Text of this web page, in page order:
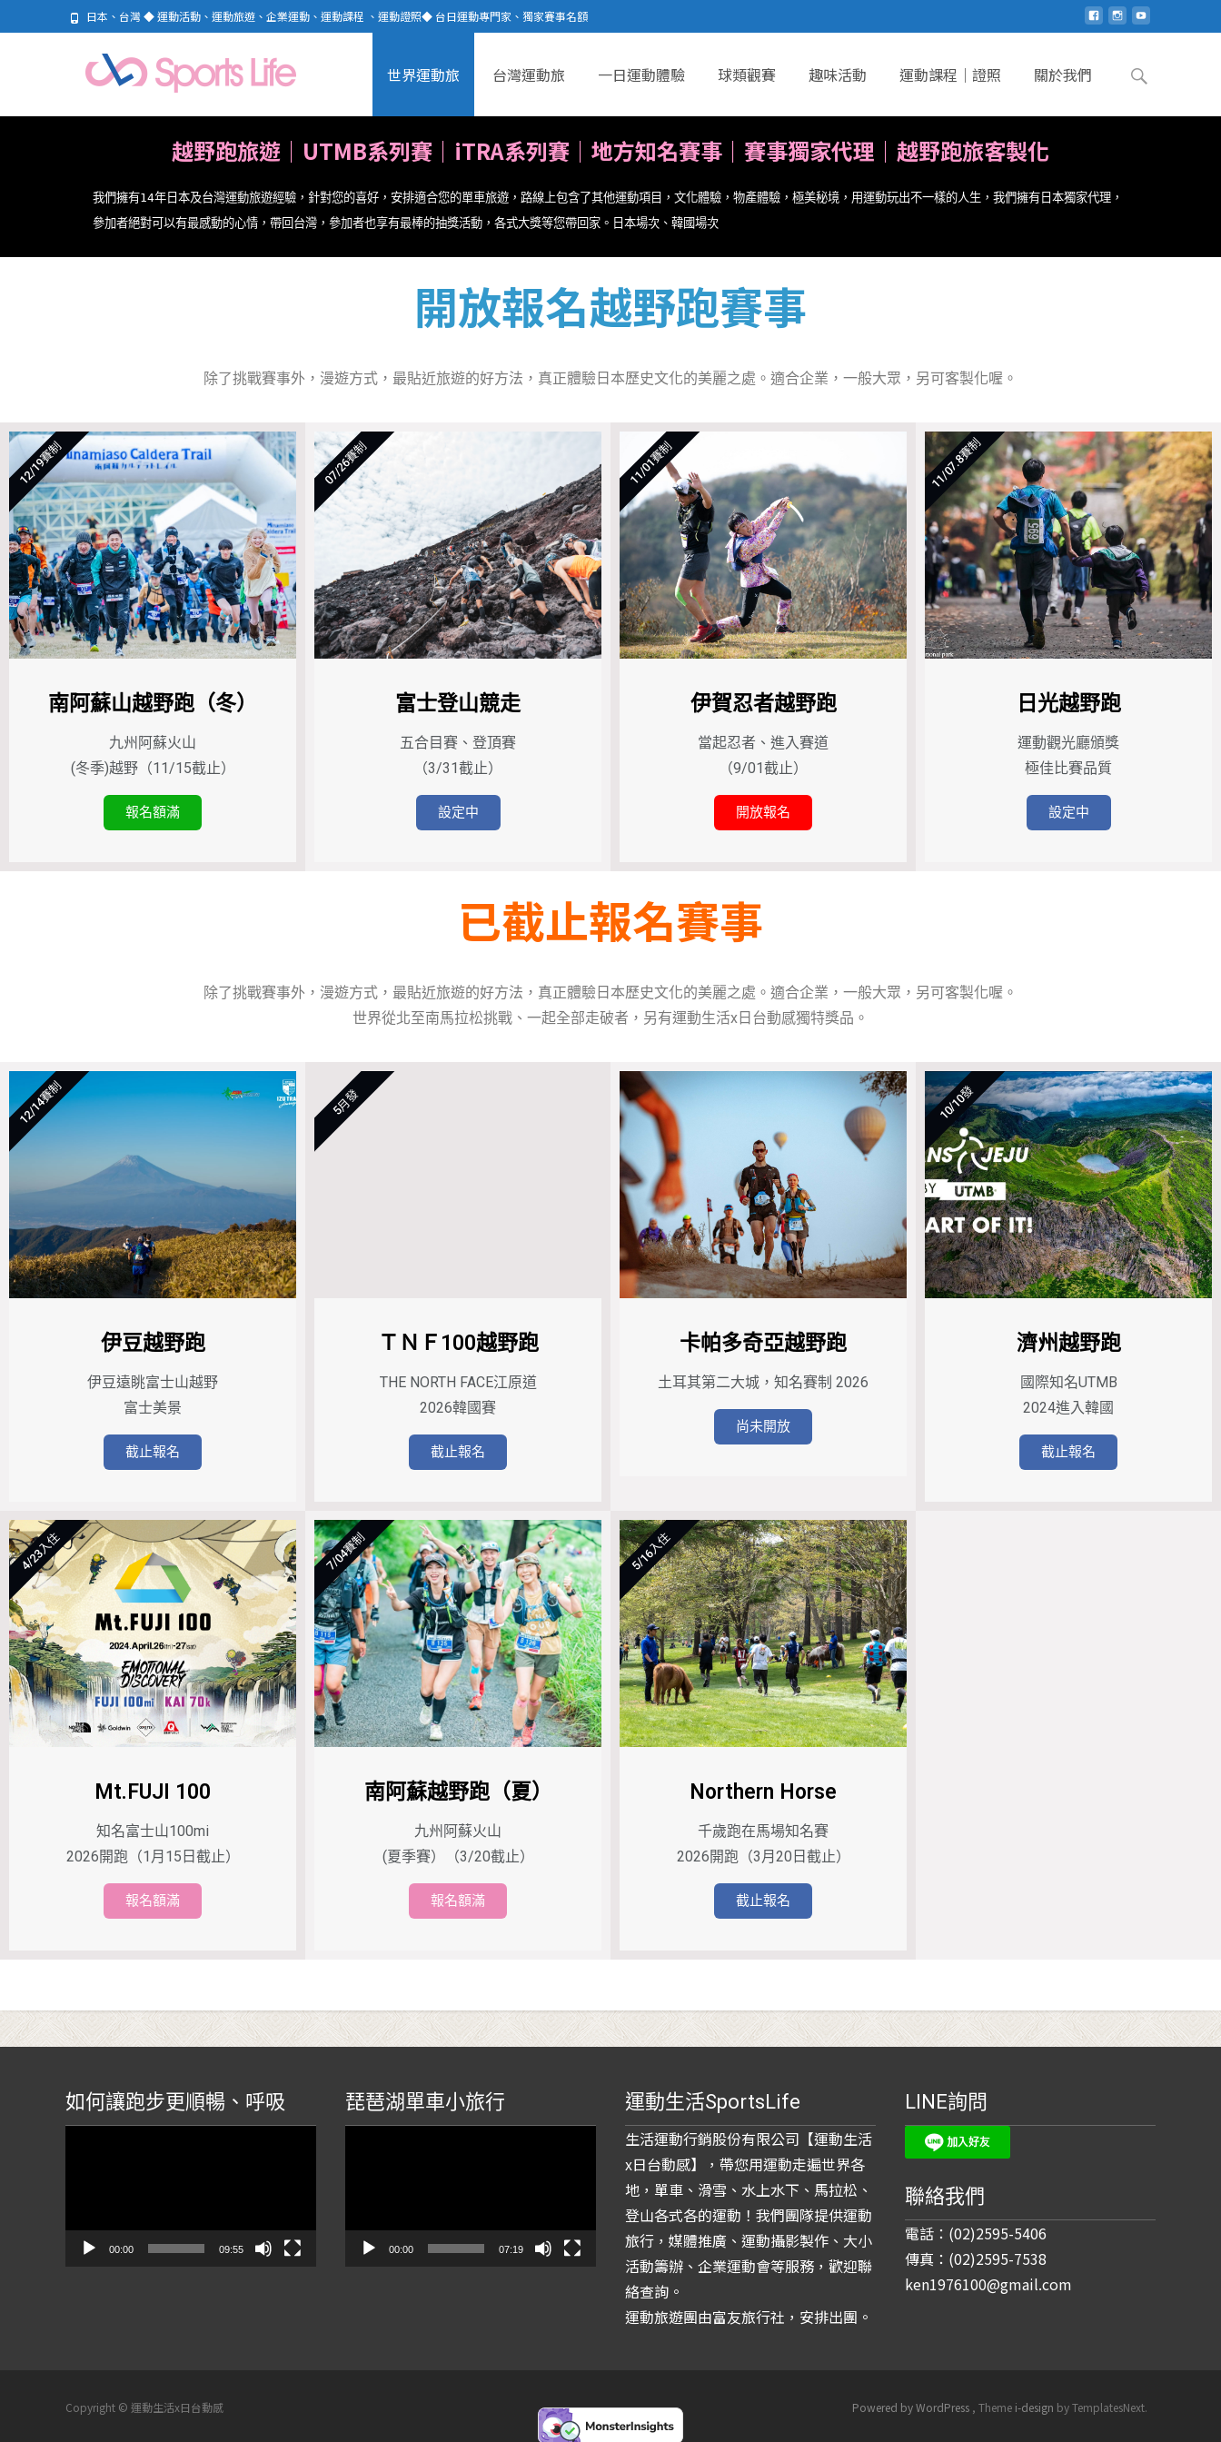
日本、台灣 ◆ 運動活動、運動旅遊、企業運動、運動課程 、運動證照◆ 台日運動專門家、獨家賽事名額
世界運動旅 台灣運動旅 一日運動體驗 球類觀賽 趣味活動 運動課程｜證照 關於我們
越野跑旅遊｜UTMB系列賽｜iTRA系列賽｜地方知名賽事｜ 賽事獨家代理｜ 越野跑旅客製化
我們擁有14年日本及台灣運動旅遊經驗，針對您的喜好，安排適合您的單車旅遊，路線上包含了其他運動項目，文化體驗，物產體驗，極美秘境，用運動玩出不一樣的人生，我們擁有日本獨家代理，
參加者絕對可以有最感動的心情，帶回台灣， 參加者也享有最棒的抽獎活動，各式大獎等您帶回家。日本場次、韓國場次
開放報名越野跑賽事
除了挑戰賽事外，漫遊方式，最貼近旅遊的好方法，真正體驗日本歷史文化的美麗之處。適合企業，一般大眾，另可客製化喔。
南阿蘇山越野跑（冬）
九州阿蘇火山
(冬季)越野（11/15截止）
報名額滿
12/19賽制
富士登山競走
五合目賽、登頂賽
（3/31截止）
設定中
07/26賽制
伊賀忍者越野跑
當起忍者、進入賽道
（9/01截止）
開放報名
11/01賽制
日光越野跑
運動觀光廳頒獎
極佳比賽品質
設定中
11/07.8賽制
已截止報名賽事
除了挑戰賽事外，漫遊方式，最貼近旅遊的好方法，真正體驗日本歷史文化的美麗之處。適合企業，一般大眾，另可客製化喔。
世界從北至南馬拉松挑戰、一起全部走破者，另有運動生活x日台動感獨特獎品。
伊豆越野跑
伊豆遠眺富士山越野
富士美景
截止報名
12/14賽制
ＴＮＦ100越野跑
THE NORTH FACE江原道
2026韓國賽
截止報名
5月發
卡帕多奇亞越野跑
土耳其第二大城，知名賽制 2026
尚未開放
濟州越野跑
國際知名UTMB
2024進入韓國
截止報名
10/10發
Mt.FUJI 100
知名富士山100mi
2026開跑（1月15日截止）
報名額滿
4/23入住
南阿蘇越野跑（夏）
九州阿蘇火山
(夏季賽）（3/20截止）
報名額滿
7/04賽制
Northern Horse
千歲跑在馬場知名賽
2026開跑（3月20日截止）
截止報名
5/16入住
如何讓跑步更順暢、呼吸
00:00 09:55
琵琶湖單車小旅行
00:00 07:19
運動生活SportsLife
生活運動行銷股份有限公司【運動生活
x日台動感】，帶您用運動走遍世界各
地，單車、滑雪、水上水下、馬拉松、
登山各式各的運動！我們團隊提供運動
旅行，媒體推廣、運動攝影製作、大小
活動籌辦、企業運動會等服務，歡迎聯
絡查詢。
運動旅遊團由富友旅行社，安排出團。
LINE詢問
聯絡我們
電話：(02)2595-5406
傳真：(02)2595-7538
ken1976100@gmail.com
Copyright © 運動生活x日台動感 Powered by WordPress , Theme i-design by TemplatesNext.